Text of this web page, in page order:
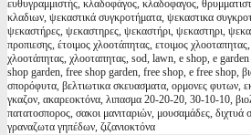
ευθυγραμμιστής, κλαδοφάγος, κλαδοφαγος,
κλαδιων, ψεκαστικά συγκροτήματα, ψεκαστικα
ψεκαστήρες, ψεκαστηρες, ψεκαστήρι, ψεκαστηρι,
προπιεσης, έτοιμος χλοοτάπητας, ετοιμος
χλοοτάπητας, χλοοταπητας, sod, lawn, e shop, e
shop garden, free shop garden, free shop, e free shop,
σπορόφυτα, βελτιωτικα σκευασματα, ορμονες φυτων,
γκαζον, ακαρεοκτόνα, λιπασμα 20-20-20, 30-10-10,
πατατοσπορος, σακοι μανιταριών, μουσαμάδες, διχτυά
γραναζωτα γηπέδων, ζιζανιοκτόνα